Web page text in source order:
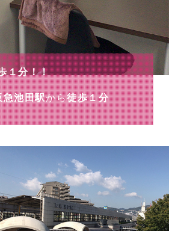
１分！！
急池田駅から徒歩１分